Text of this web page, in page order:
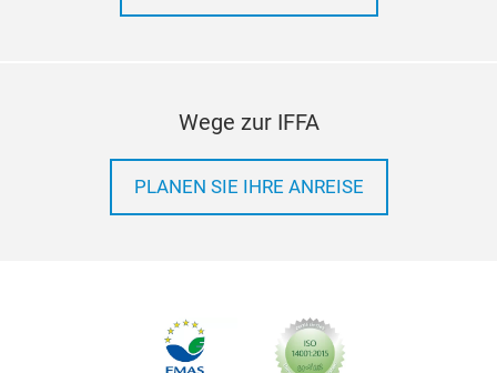
Wege zur IFFA
PLANEN SIE IHRE ANREISE